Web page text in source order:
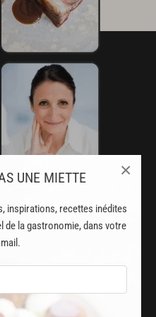
UNE MIETTE
inspirations, recettes inédites
de la gastronomie, dans votre
×
ENFIN ACCESSIBLE !